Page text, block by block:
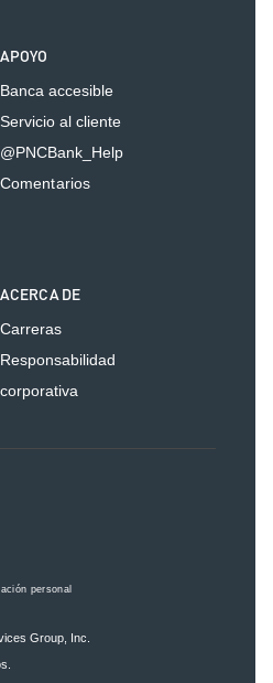
APOYO
Banca accesible
Servicio al cliente
@PNCBank_Help
Comentarios
ACERCA DE
Carreras
Responsabilidad
corporativa
personal
Group, Inc.